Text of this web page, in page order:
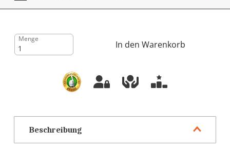
Menge
In den Warenkorb
Beschreibung